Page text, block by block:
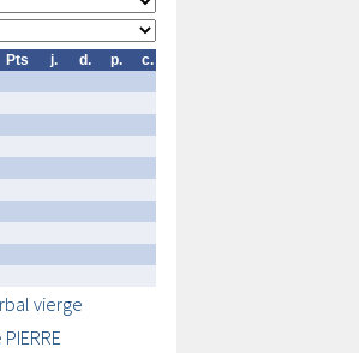
Pts j. d. p.
c.
vierge